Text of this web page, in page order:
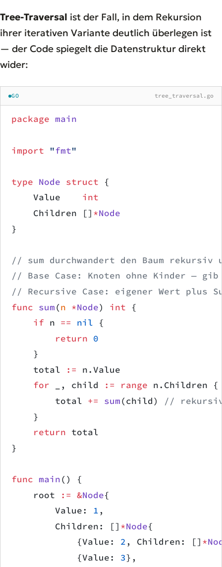
Tree-Traversal ist der Fall, in dem Rekursion
ihrer iterativen Variante deutlich überlegen ist
— der Code spiegelt die Datenstruktur direkt
wider:
GO tree_traversal.go
package main
import "fmt"
type Node struct {
    Value
int
    Children []
*Node
}
// sum durchwandert den Baum
// Base Case: Knoten ohne Kinder —
// Recursive Case: eigener Wert plus
func sum(n *Node) int {
    if
n == nil {
        return
0
    }
    total
:= n.Value
    for
_, child := range n.Children {
        total
+= sum(child)
//
    }
    return
total
}
func main() {
    root
:= &Node{
        Value:
1,
        Children: []
*Node{
            {Value:
2, Children: [] *
            {Value:
3},